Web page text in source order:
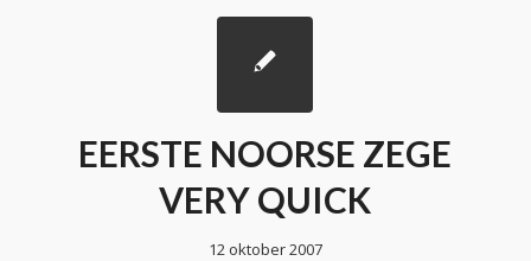
EERSTE NOORSE ZEGE
VERY QUICK
12 oktober 2007